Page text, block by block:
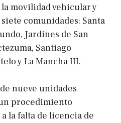
movilidad vehicular y
comunidades: Santa
Jardines de San
Santiago
y La Mancha III.
nueve unidades
procedimiento
la falta de licencia de